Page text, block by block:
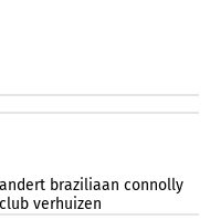
braziliaan connolly
verhuizen